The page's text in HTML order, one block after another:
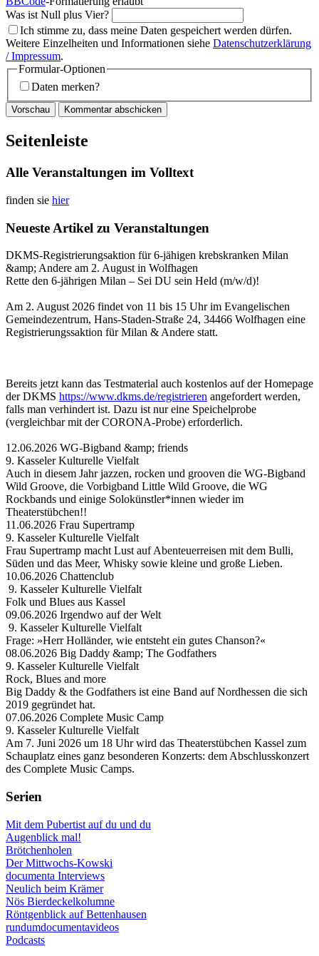
Was ist Null plus Vier?
Ich stimme zu, dass meine Daten gespeichert werden dürfen.
Weitere Einzelheiten und Informationen siehe Datenschutzerklärung
/ Impressum.
Formular-Optionen
Daten merken?
Seitenleiste
Alle Veranstaltungen im Volltext
finden sie hier
Neueste Artikel zu Veranstaltungen
DKMS-Registrierungsaktion für 6-jähigen krebskranken Milan
&amp; Andere am 2. August in Wolfhagen
Rette den 6-jährigen Milan – Sei DU sein Held (m/w/d)!
Am 2. August 2026 findet von 11 bis 15 Uhr im Evangelischen
Gemeindezentrum, Hans-Staden-Straße 24, 34466 Wolfhagen eine
Registrierungssaktion für Milan & Andere statt.
Bereits jetzt kann das Testmaterial auch kostenlos auf der Homepage
der DKMS https://www.dkms.de/registrieren angefordert werden,
falls man verhindert ist. Dazu ist nur eine Speichelprobe
(vergleichbar mit der CORONA-Probe) erforderlich.
12.06.2026 WG-Bigband &amp; friends
9. Kasseler Kulturelle Vielfalt
Auch in diesem Jahr jazzen, rocken und grooven die WG-Bigband
Wild Groove, die Vorbigband Little Wild Groove, die WG
Rockbands und einige Solokünstler*innen wieder im
Theaterstübchen!!
11.06.2026 Frau Supertramp
9. Kasseler Kulturelle Vielfalt
Frau Supertramp macht Lust auf Abenteuerreisen mit dem Bulli,
Süden und das Meer, Whisky sowie kleine und große Lieben.
10.06.2026 Chattenclub
9. Kasseler Kulturelle Vielfalt
Folk und Blues aus Kassel
09.06.2026 Irgendwo auf der Welt
9. Kasseler Kulturelle Vielfalt
Frage: »Herr Holländer, wie entsteht ein gutes Chanson?«
08.06.2026 Big Daddy &amp; The Godfathers
9. Kasseler Kulturelle Vielfalt
Rock, Blues and more
Big Daddy & the Godfathers ist eine Band auf Nordhessen die sich
2019 gegründet hat.
07.06.2026 Complete Music Camp
9. Kasseler Kulturelle Vielfalt
Am 7. Juni 2026 um 18 Uhr wird das Theaterstübchen Kassel zum
Schauplatz eines ganz besonderen Konzerts: dem Abschlusskonzert
des Complete Music Camps.
Serien
Mit dem Pubertist auf du und du
Augenblick mal!
Brötchenholen
Der Mittwochs-Kowski
documenta Interviews
Neulich beim Krämer
Nös Bierdeckelkolumne
Röntgenblick auf Bettenhausen
rundumdocumentavideos
Podcasts